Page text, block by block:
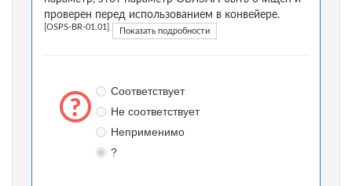
проверен перед использованием в конвейере.
[OSPS-BR-01.01] Показать подробности
Соответствует
Не соответствует
Неприменимо
?